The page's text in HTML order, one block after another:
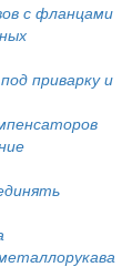
с фланцами
приварку и